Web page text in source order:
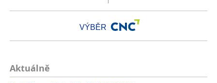
VÝBĚR
Aktuálně